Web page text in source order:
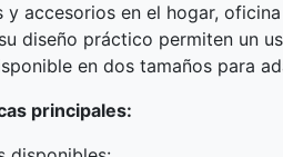
y accesorios en el hogar,
diseño práctico permiten un
en dos tamaños para
principales: